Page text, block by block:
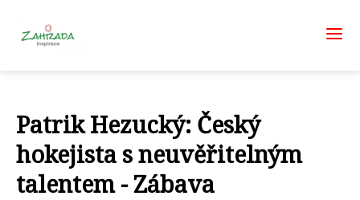
Patrik Hezucký: Český
hokejista s neuvěřitelným
talentem - Zábava